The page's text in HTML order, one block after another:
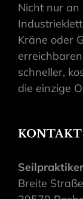
Nicht nur
Kräne oder
schneller,
die einzige
KONTAKT
Breite